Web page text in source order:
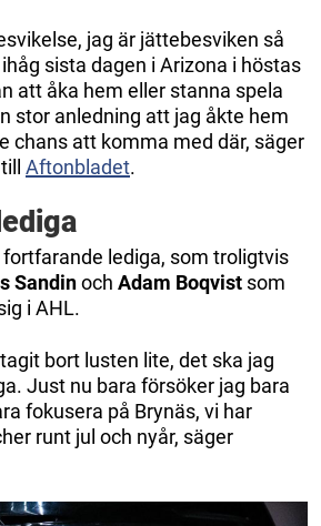
jag är jättebesviken så
sista dagen i Arizona i höstas
att åka hem eller stanna spela
stor anledning att jag åkte hem
chans att komma med där, säger
Aftonbladet.
lediga, som troligtvis
Sandinoch Adam Boqvist som
i AHL.
bort lusten lite, det ska jag
Just nu bara försöker jag bara
fokusera på Brynäs, vi har
runt jul och nyår, säger